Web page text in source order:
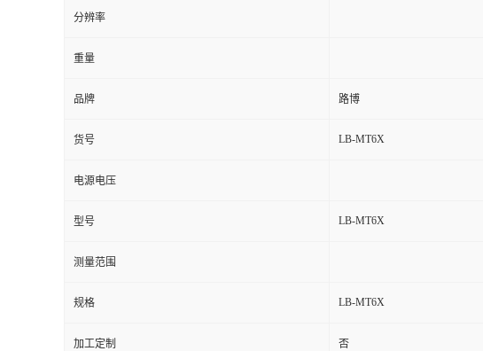
分辨率
重量
品牌 路博
货号 LB-MT6X
电源电压
型号 LB-MT6X
测量范围
规格 LB-MT6X
加工定制 否